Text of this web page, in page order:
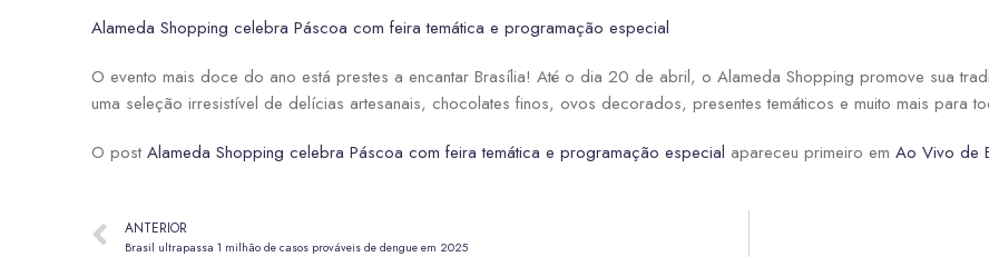
Alameda Shopping celebra Páscoa com feira temática e programação especial
O evento mais doce do ano está prestes a encantar Brasília! Até o dia 20 de abril, o Alameda Shopping promove sua
uma seleção irresistível de delícias artesanais, chocolates finos, ovos decorados, presentes temáticos e muito mais para
O post Alameda Shopping celebra Páscoa com feira temática e programação especial apareceu primeiro em Ao Vivo de
ANTERIOR
Brasil ultrapassa 1 milhão de casos prováveis de dengue em 2025